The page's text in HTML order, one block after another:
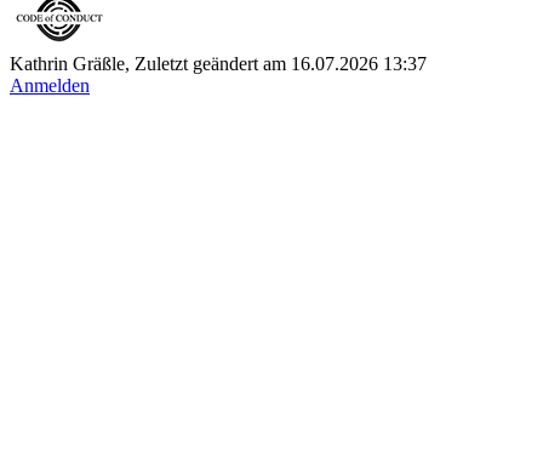
Kathrin Gräßle, Zuletzt geändert am 16.07.2026 13:37
Anmelden